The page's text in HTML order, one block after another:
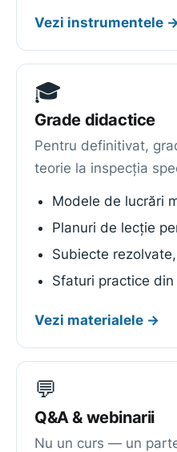
Vezi instrumentele
🎓
Grade didactice
Pentru definitivat,
teorie la inspecția
Modele de lucrări
Planuri de lecție
Subiecte
Sfaturi practice
Vezi materialele →
💬
Q&A & webinarii
Nu un curs — un